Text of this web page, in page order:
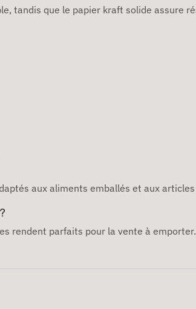
tandis que le papier kraft solide assure
aux aliments emballés et aux
rendent parfaits pour la vente à emporter.